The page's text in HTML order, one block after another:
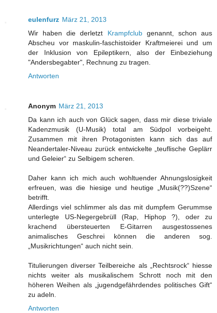
eulenfurz März 21, 2013
Wir haben die derletzt Krampfclubgenannt, schon aus
Abscheu vor maskulin-faschistoider Kraftmeierei und um
der Inklusion von Epileptikern, also der Einbeziehung
"Andersbegabter", Rechnung zu tragen.
Antworten
Anonym März 21, 2013
Da kann ich auch von Glück sagen, dass mir diese triviale
Kadenzmusik (U-Musik) total am Südpol vorbeigeht.
Zusammen mit ihren Protagonisten kann sich das auf
Neandertaler-Niveau zurück entwickelte „teuflische Geplärr
und Geleier“ zu Selbigem scheren.
Daher kann ich mich auch wohltuender Ahnungslosigkeit
erfreuen, was die hiesige und heutige „Musik(??)Szene“
betrifft.
Allerdings viel schlimmer als das mit dumpfem Gerummse
unterlegte US-Negergebrüll (Rap, Hiphop ?), oder zu
krachend übersteuerten E-Gitarren ausgestossenes
animalisches Geschrei können die anderen sog.
„Musikrichtungen“ auch nicht sein.
Titulierungen diverser Teilbereiche als „Rechtsrock“ hiesse
nichts weiter als musikalischem Schrott noch mit den
höheren Weihen als „jugendgefährdendes politisches Gift“
zu adeln.
Antworten